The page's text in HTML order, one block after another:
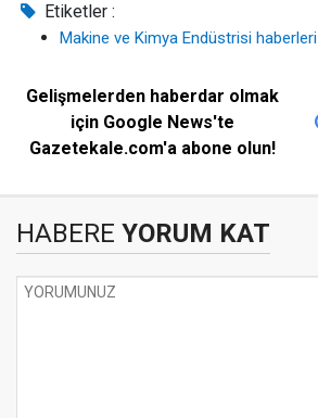
Etiketler :
Makine ve Kimya Endüstrisi haberleri
Gelişmelerden haberdar olmak
için Google News'te
Gazetekale.com'a abone olun!
HABERE YORUM KAT